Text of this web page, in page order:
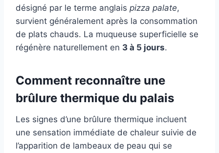
désigné par le terme anglais pizza palate,
survient généralement après la consommation
de plats chauds. La muqueuse superficielle se
régénère naturellement en 3 à 5 jours.
Comment reconnaître une
brûlure thermique du palais
Les signes d’une brûlure thermique incluent
une sensation immédiate de chaleur suivie de
l’apparition de lambeaux de peau qui se